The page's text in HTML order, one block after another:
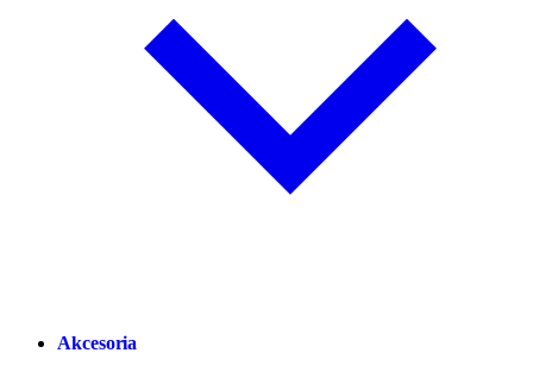
Akcesoria